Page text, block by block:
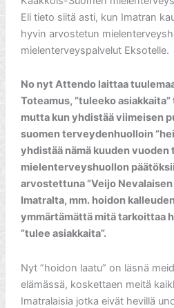
Eli tieto siitä asti, kun Imatran
hyvin arvostetun
mielenterveyspalvelut Eksotelle.
No nyt Attendo laittaa
Toteamus, ”tuleeko
mutta kun yhdistää viimeisen
suomen terveydenhuolloin
yhdistää nämä kuuden vuoden
mielenterveyshuollon
arvostettuna ”Veijo
Imatralta, mm. hoidon
ymmärtämättä mitä tarkoittaa
”tulee asiakkaita”.
Nyt ”hoidon laatu” on läsnä
elämässä, koskettaen meitä
Imatralaisia jotka eivät hevillä